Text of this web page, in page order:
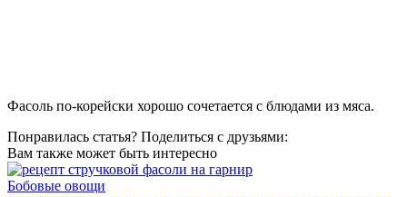
Фасоль по-корейски хорошо сочетается с блюдами из мяса.
Понравилась статья? Поделиться с друзьями:
Вам также может быть интересно
Бобовые овощи